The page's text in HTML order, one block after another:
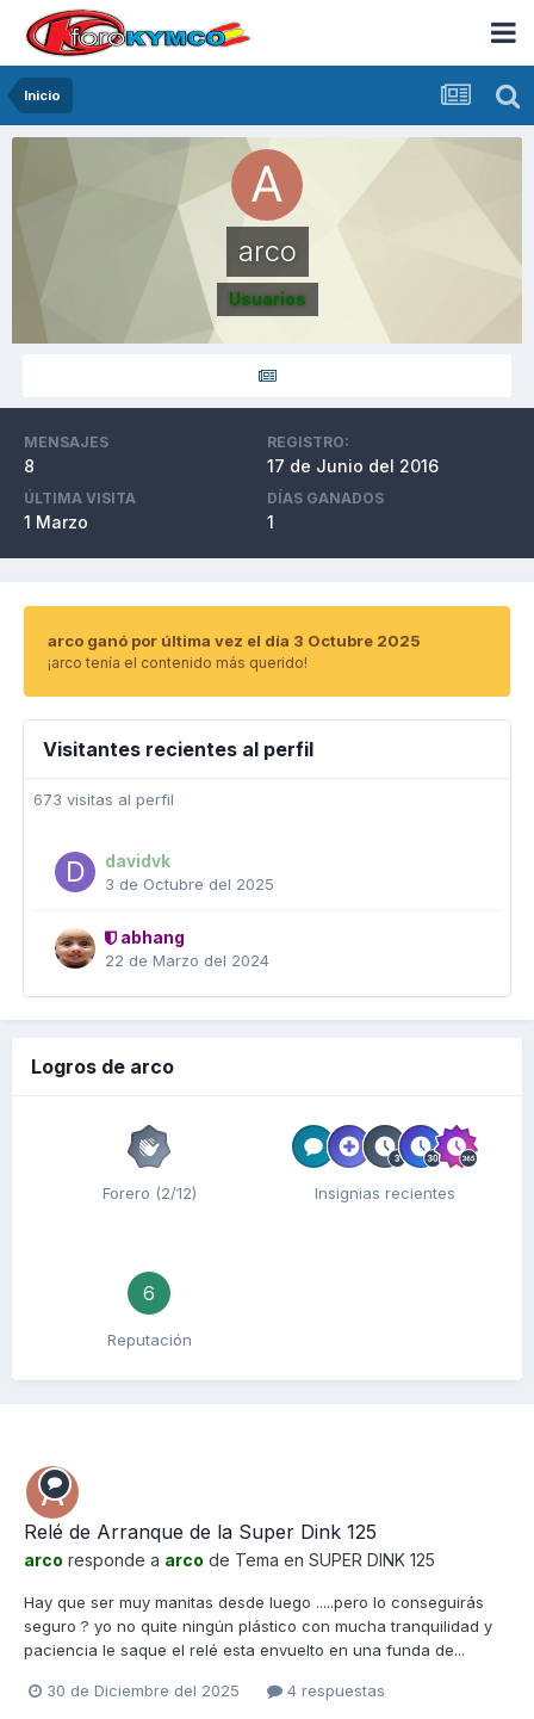
Inicio
arco
Usuarios
MENSAJES
8
REGISTRO:
17 de Junio del 2016
ÚLTIMA VISITA
1 Marzo
DÍAS GANADOS
1
arco ganó por última vez el día 3 Octubre 2025
¡arco tenía el contenido más querido!
Visitantes recientes al perfil
673 visitas al perfil
davidvk
3 de Octubre del 2025
abhang
22 de Marzo del 2024
Logros de arco
Forero (2/12) Insignias recientes
6
Reputación
Relé de Arranque de la Super Dink 125
arco responde a arco de Tema en SUPER DINK 125
Hay que ser muy manitas desde luego .....pero lo conseguirás
seguro ? yo no quite ningún plástico con mucha tranquilidad y
paciencia le saque el relé esta envuelto en una funda de...
30 de Diciembre del 2025 4 respuestas